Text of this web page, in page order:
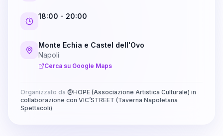
18:00 - 20:00
Monte Echia e Castel dell'Ovo
Napoli
Cerca su Google Maps
Organizzato da @HOPE (Associazione Artistica Culturale) in
collaborazione con VIC’STREET (Taverna Napoletana
Spettacoli)